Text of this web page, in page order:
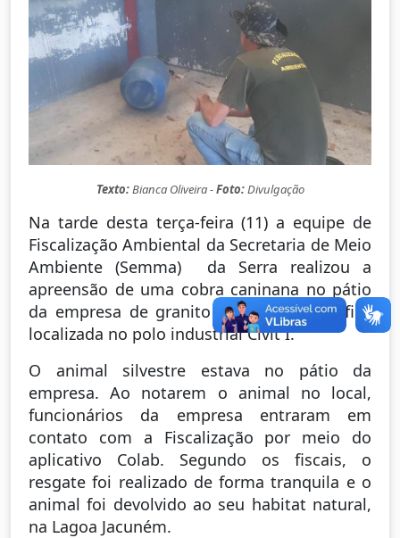
Texto:Bianca Oliveira -Foto:Divulgação
Na tarde desta terça-feira (11) a equipe de
Fiscalização Ambiental da Secretaria de Meio
Ambiente (Semma) da Serra realizou a
apreensão de uma cobra caninana no pátio
da empresa de granito Cosentino, que fica
localizada no polo industrial Civit I.
O animal silvestre estava no pátio da
empresa. Ao notarem o animal no local,
funcionários da empresa entraram em
contato com a Fiscalização por meio do
aplicativo Colab. Segundo os fiscais, o
resgate foi realizado de forma tranquila e o
animal foi devolvido ao seu habitat natural,
na Lagoa Jacuném.